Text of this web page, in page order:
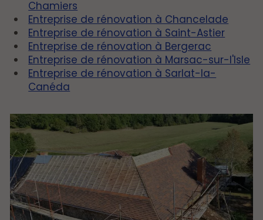
Chamiers
Entreprise de rénovation à Chancelade
Entreprise de rénovation à Saint-Astier
Entreprise de rénovation à Bergerac
Entreprise de rénovation à Marsac-sur-l'Isle
Entreprise de rénovation à Sarlat-la-
Canéda